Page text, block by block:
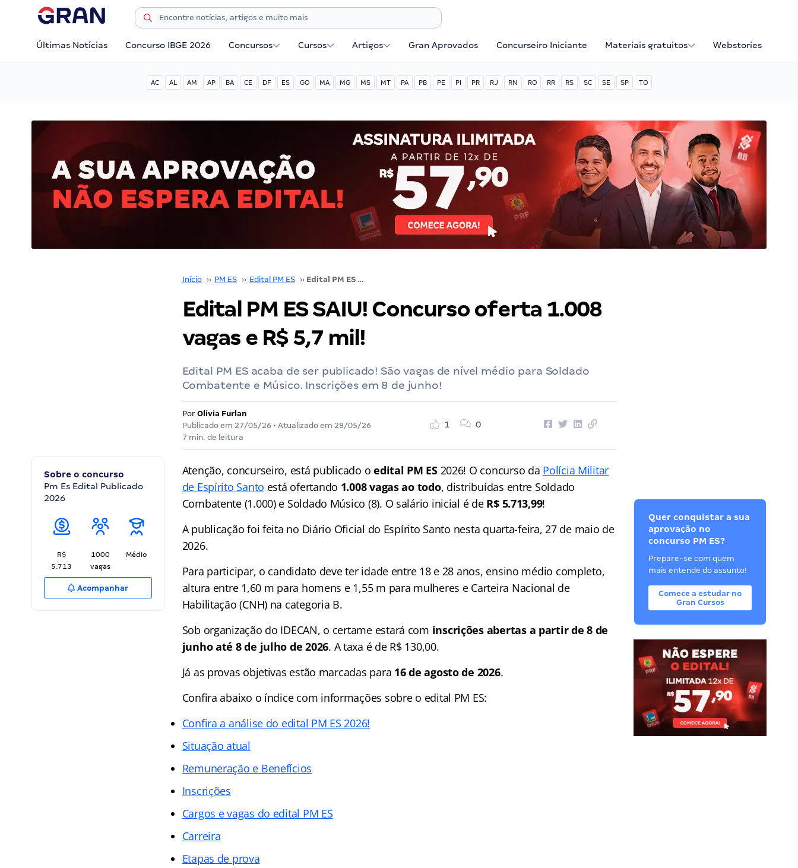
Últimas Notícias Concurso IBGE 2026 Concursos Cursos Artigos Gran Aprovados Concurseiro Iniciante Materiais gratuitos Webstories
AC AL AM AP BA CE DF ES GO MA MG MS MT PA PB PE PI PR RJ RN RO RR RS SC SE SP TO
Início ›› PM ES ›› Edital PM ES ›› Edital PM ES SAIU! Concurso oferta 1.008 vagas e R$ 5,7 mil!
Edital PM ES SAIU! Concurso oferta 1.008
vagas e R$ 5,7 mil!
Edital PM ES acaba de ser publicado! São vagas de nível médio para Soldado
Combatente e Músico. Inscrições em 8 de junho!
Por Olivia Furlan
Publicado em 27/05/26 • Atualizado em 28/05/26
7 min. de leitura
1 0
Sobre o concurso
Pm Es Edital Publicado
2026
R$
5.713
1000
vagas
Médio
Acompanhar
Atenção, concurseiro, está publicado oedital PM ES2026! O concurso da Polícia Militar
de Espírito Santo está ofertando 1.008 vagas ao todo, distribuídas entre Soldado
Combatente (1.000) e Soldado Músico (8). O salário inicial é de R$ 5.713,99!
A publicação foi feita no Diário Oficial do Espírito Santo nesta quarta-feira, 27 de maio de
2026.
Para participar, o candidato deve ter idade entre 18 e 28 anos, ensino médio completo,
altura entre 1,60 m para homens e 1,55 m para mulheres e Carteira Nacional de
Habilitação (CNH) na categoria B.
Sob organização do IDECAN, o certame estará com inscrições abertas a partir de 8 de
junho até 8 de julho de 2026. A taxa é de R$ 130,00.
Já as provas objetivas estão marcadas para 16 de agosto de 2026.
Confira abaixo o índicecom informações sobre o edital PM ES:
Confira a análise do edital PM ES 2026!
Situação atual
Remuneração e Benefícios
Inscrições
Cargos e vagas do edital PM ES
Carreira
Etapas de prova
Quer conquistar a sua
aprovação no
concurso PM ES?
Prepare-se com quem
mais entende do assunto!
Comece a estudar no
Gran Cursos